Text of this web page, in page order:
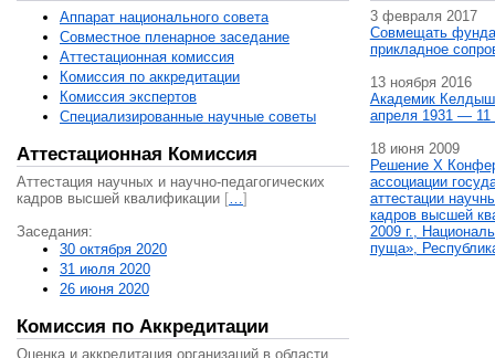
Аппарат национального совета
Совместное пленарное заседание
Аттестационная комисcия
Комиссия по аккредитации
Комиссия экспертов
Специализированные научные советы
Аттестационная Комиссия
Аттестация научных и научно-педагогических
кадров высшей квалификации […]
Заседания:
30 октября 2020
31 июля 2020
26 июня 2020
Комиссия по Аккредитации
Оценка и аккредитация организаций в области
3 февраля 2017
Совмещать
прикладное
13 ноября 2016
Академик
апреля 1931 — 11
18 июня 2009
Решение X
ассоциации
аттестации
кадров высшей
2009 г.,
пуща»,